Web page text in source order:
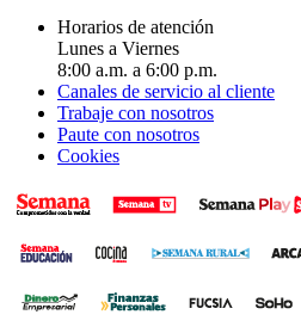
Horarios de atención
Lunes a Viernes
8:00 a.m. a 6:00 p.m.
Canales de servicio al cliente
Trabaje con nosotros
Paute con nosotros
Cookies